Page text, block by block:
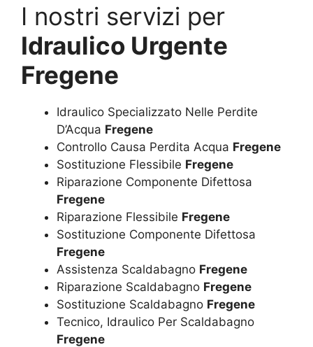
I nostri servizi per
Idraulico Urgente
Fregene
Idraulico Specializzato Nelle Perdite
D’Acqua Fregene
Controllo Causa Perdita Acqua Fregene
Sostituzione Flessibile Fregene
Riparazione Componente Difettosa
Fregene
Riparazione Flessibile Fregene
Sostituzione Componente Difettosa
Fregene
Assistenza Scaldabagno Fregene
Riparazione Scaldabagno Fregene
Sostituzione Scaldabagno Fregene
Tecnico, Idraulico Per Scaldabagno
Fregene